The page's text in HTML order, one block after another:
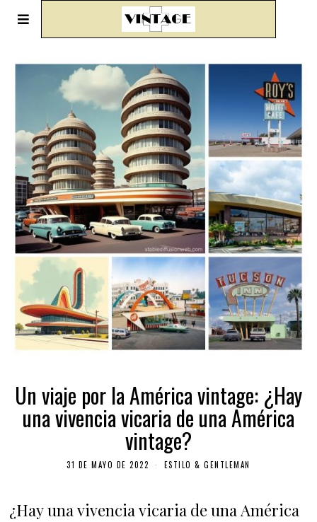
Un viaje por la América vintage: ¿Hay
una vivencia vicaria de una América
vintage?
31 DE MAYO DE 2022 ESTILO & GENTLEMAN
¿Hay una vivencia vicaria de una América